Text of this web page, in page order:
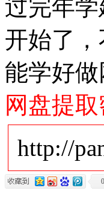
过完年
开始了
能学好
网盘提
http://
0